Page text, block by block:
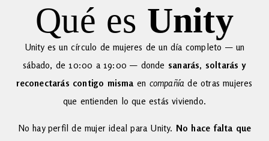
Qué es Unity
Unity es un círculo de mujeres de un día completo — un
sábado, de 10:00 a 19:00 — donde sanarás, soltarás y
reconectarás contigo mismaen compañía de otras mujeres
que entienden lo que estás viviendo.
No hay perfil de mujer ideal para Unity. No hace falta que